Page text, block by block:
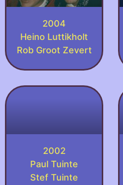
2004
Heino Luttikholt
Rob Groot Zevert
2002
Paul Tuinte
Stef Tuinte